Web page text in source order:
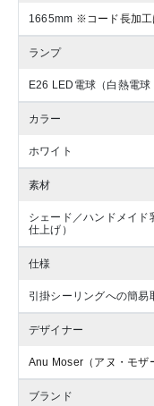
1665mm ※コード長加工
ランプ
E26 LED電球（白熱電
カラー
ホワイト
素材
シェード／ハンドメイド
仕上げ）
仕様
引掛シーリングへの簡易
デザイナー
Anu Moser（アヌ・モザ
ブランド